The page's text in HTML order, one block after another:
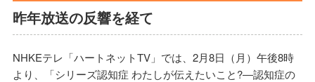
昨年放送の反響を経て
NHKEテレ「ハートネットTV」では、2月8日（月）午後8時
より、「シリーズ認知症 わたしが伝えたいこと?―認知症の